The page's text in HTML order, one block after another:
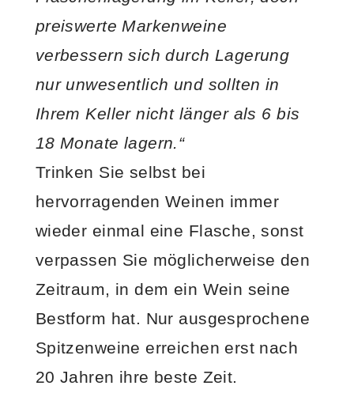
preiswerte Markenweine
verbessern sich durch Lagerung
nur unwesentlich und sollten in
Ihrem Keller nicht länger als 6 bis
18 Monate lagern.“
Trinken Sie selbst bei
hervorragenden Weinen immer
wieder einmal eine Flasche, sonst
verpassen Sie möglicherweise den
Zeitraum, in dem ein Wein seine
Bestform hat. Nur ausgesprochene
Spitzenweine erreichen erst nach
20 Jahren ihre beste Zeit.